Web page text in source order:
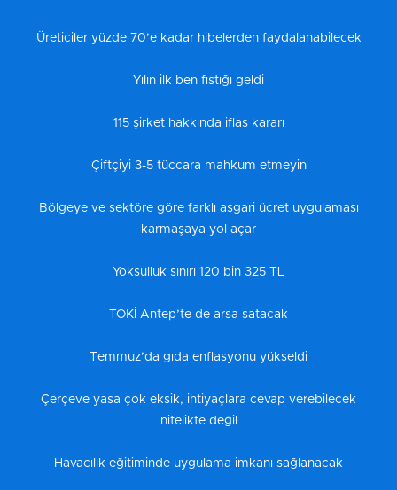
Üreticiler yüzde 70’e kadar hibelerden faydalanabilecek
Yılın ilk ben fıstığı geldi
115 şirket hakkında iflas kararı
Çiftçiyi 3-5 tüccara mahkum etmeyin
Bölgeye ve sektöre göre farklı asgari ücret uygulaması
karmaşaya yol açar
Yoksulluk sınırı 120 bin 325 TL
TOKİ Antep’te de arsa satacak
Temmuz’da gıda enflasyonu yükseldi
Çerçeve yasa çok eksik, ihtiyaçlara cevap verebilecek
nitelikte değil
Havacılık eğitiminde uygulama imkanı sağlanacak